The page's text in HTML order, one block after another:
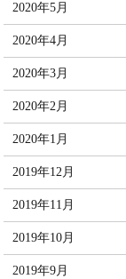
2020年5月
2020年4月
2020年3月
2020年2月
2020年1月
2019年12月
2019年11月
2019年10月
2019年9月